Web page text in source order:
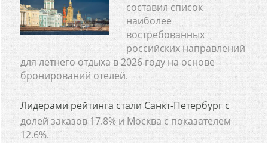
составил список
наиболее
востребованных
российских направлений
для летнего отдыха в 2026 году на основе
бронирований отелей.
Лидерами рейтинга стали Санкт-Петербург с
долей заказов 17.8% и Москва с показателем
12.6%.